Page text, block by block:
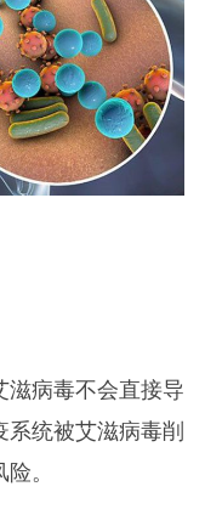
滋病毒不会直接导
统被艾滋病毒削
。